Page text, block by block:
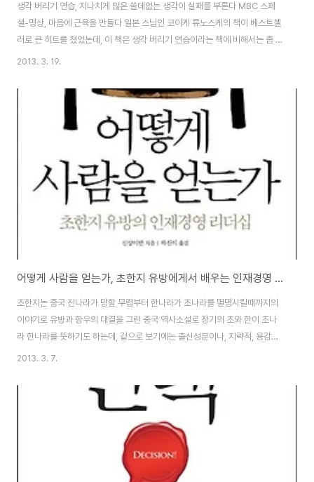
생각 버리기 연습, 지나치게 많은 쓸데없는 생각이 실패를 부른다 MBC 스페
셜-명상, 마음에 근육을 만들다 일본 스님인 코이케 류노스케의 책이 베스트셀
러로 큰 히트를 쳤었는데, 이 책은 생각 버리기 연습이라는 책에 비해서는 좀 가
볍고, 편하게 읽으면서 심플하고 풍요로운 인생을 위해서 우리가 어떻게 생각
기를 들여주는 책으로, 습관, 보는 눈, 관계, 지금 이 순간 등을 변화시키는것을
이야기하는 책으로 느낌은 고도원의 아침편지같이 짧지만, 알차고 멋진 내용을
들려주는데.. 명상같은 책이라기 보다는, 작은 변화만으로 우리의 삶을 좀 더 나
은 삶으로 바꿀수 있으며, 우리의 삶이 힘들고, 어려운것은 무엇인가 모자라서
그렇다기보다는 너무 많..
2013. 3. 19.
어떻게 사람을 얻는가, 초한지 유방에게서 배우는 인재경영 리더십에 대한 도서 서평 리뷰
초한지는 중국 진나라가 망할 무렵부터 한나라가 초나라를 멸명시킬때까지의
이야기로 유방과 항우의 대결을 그린 중국 역사소설로 장기의 초와 한이 초나
라 한나라를 뜻하기도 하는데, 겉으로 보기에는 출신성분이나, 지략적, 용감함
으로나 서초패왕 항우가 미천한 유방보다 훨씬 강력하고, 유혁해 보였지만, 결
코야마 미츠테루(Yokoyama Mitsuteru)출판 : 에이케이커뮤니케이션즈
2012.10.25상세보기 이런 역사를 보고 역사가들은 유방의 탁월한 인재경영,
용인술, 리더십을 통해서 설명을 하고는 하는데, 작은 일이나 혼자서도 가능한
일이라면 항우처럼 능력좋은 사람이 더 일을 잘할수 있겠지만, 살아가면서 우
2013. 3. 7.